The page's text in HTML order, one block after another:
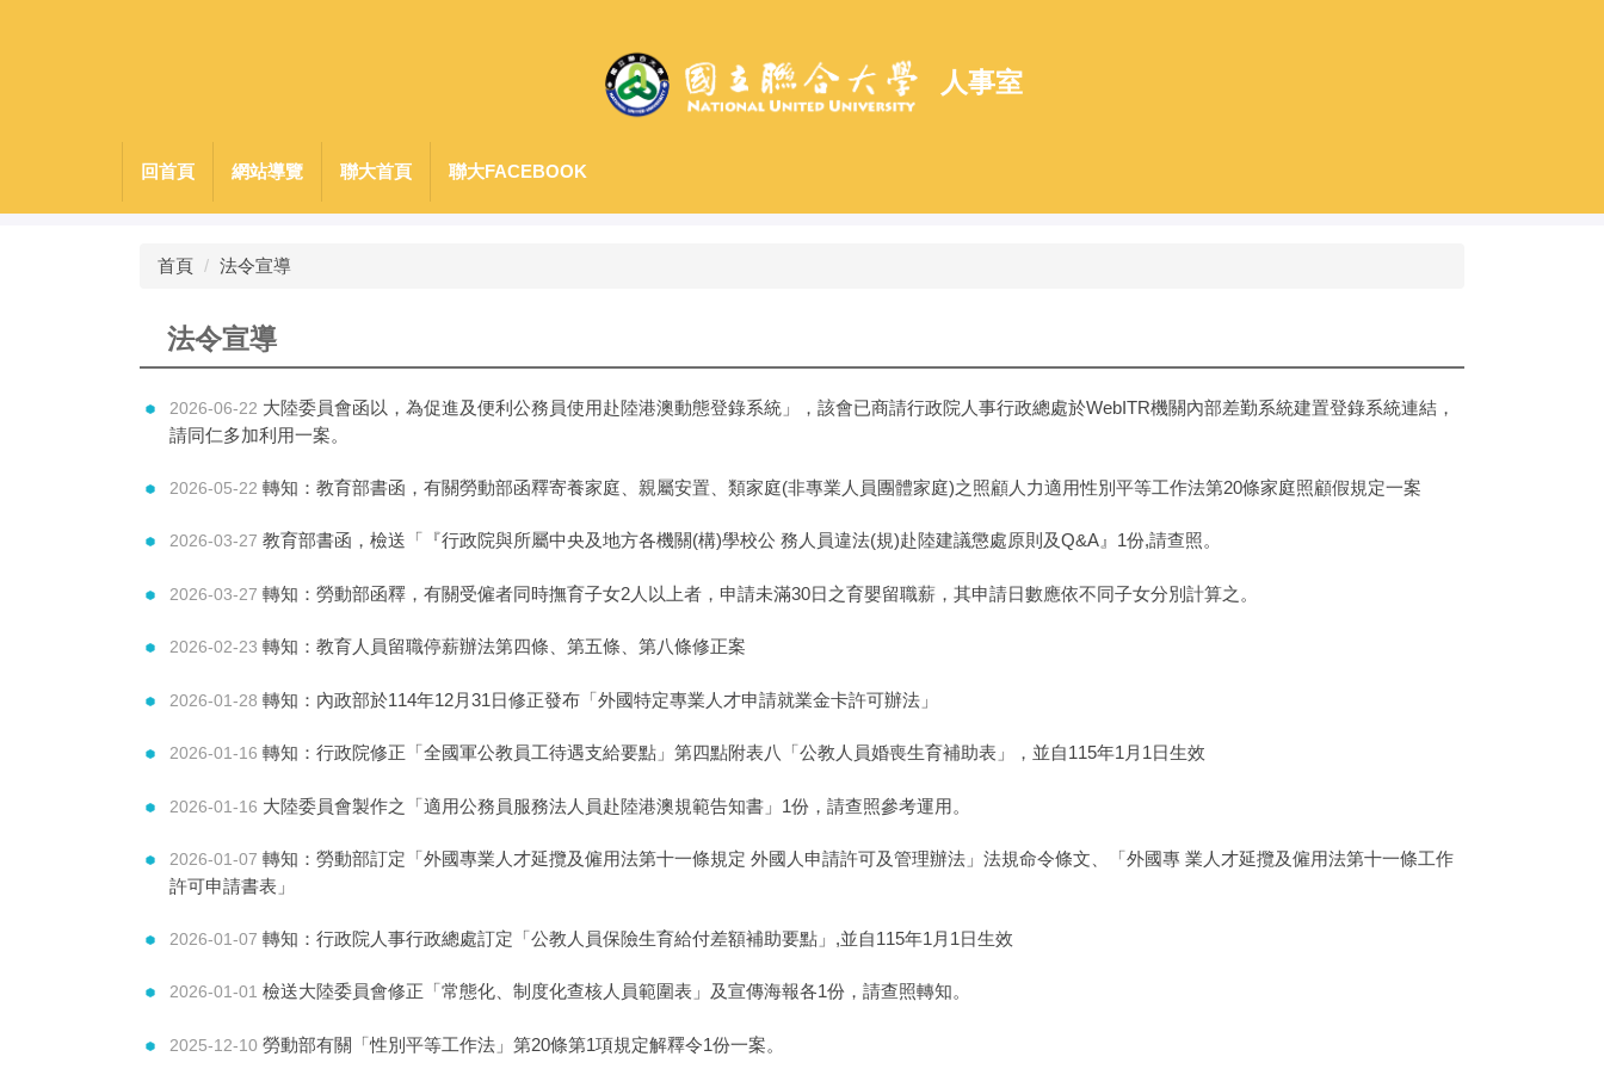
人事室
回首頁 網站導覽 聯大首頁 聯大FACEBOOK
首頁 法令宣導
法令宣導
2026-06-22 大陸委員會函以，為促進及便利公務員使用赴陸港澳動態登錄系統」，該會已商請行政院人事行政總處於WebITR機關內部差勤系統建置登錄系統連結，
請同仁多加利用一案。
2026-05-22 轉知：教育部書函，有關勞動部函釋寄養家庭、親屬安置、類家庭(非專業人員團體家庭)之照顧人力適用性別平等工作法第20條家庭照顧假規定一案
2026-03-27 教育部書函，檢送「『行政院與所屬中央及地方各機關(構)學校公 務人員違法(規)赴陸建議懲處原則及Q&A』1份,請查照。
2026-03-27 轉知：勞動部函釋，有關受僱者同時撫育子女2人以上者，申請未滿30日之育嬰留職薪，其申請日數應依不同子女分別計算之。
2026-02-23 轉知：教育人員留職停薪辦法第四條、第五條、第八條修正案
2026-01-28 轉知：內政部於114年12月31日修正發布「外國特定專業人才申請就業金卡許可辦法」
2026-01-16 轉知：行政院修正「全國軍公教員工待遇支給要點」第四點附表八「公教人員婚喪生育補助表」，並自115年1月1日生效
2026-01-16 大陸委員會製作之「適用公務員服務法人員赴陸港澳規範告知書」1份，請查照參考運用。
2026-01-07 轉知：勞動部訂定「外國專業人才延攬及僱用法第十一條規定 外國人申請許可及管理辦法」法規命令條文、「外國專 業人才延攬及僱用法第十一條工作
許可申請書表」
2026-01-07 轉知：行政院人事行政總處訂定「公教人員保險生育給付差額補助要點」,並自115年1月1日生效
2026-01-01 檢送大陸委員會修正「常態化、制度化查核人員範圍表」及宣傳海報各1份，請查照轉知。
2025-12-10 勞動部有關「性別平等工作法」第20條第1項規定解釋令1份一案。